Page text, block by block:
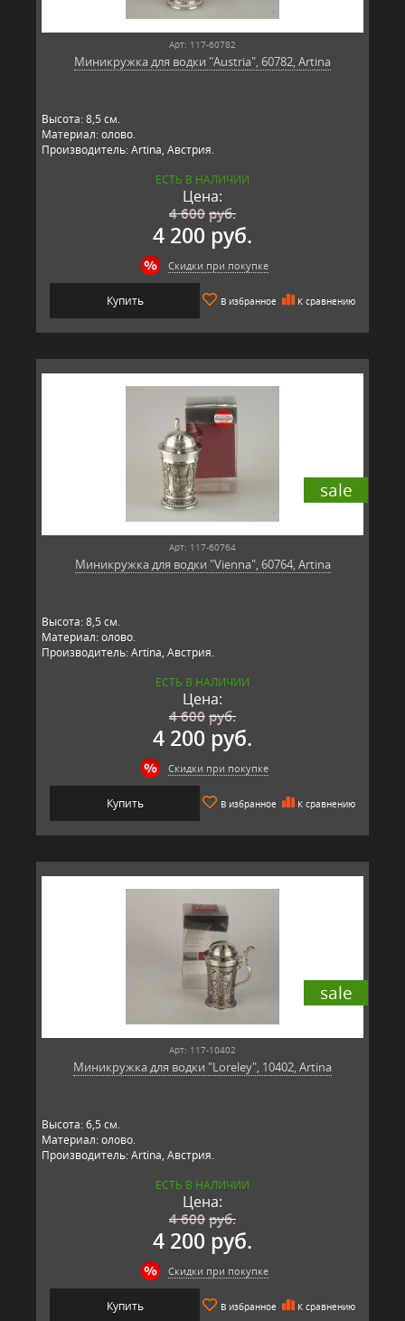
Арт: 117-60782
Миникружка для водки "Austria", 60782, Artina
Высота: 8,5 см.
Материал: олово.
Производитель: Artina, Австрия.
ЕСТЬ В НАЛИЧИИ
Цена:
4 600руб.
4 200 руб.
Скидки при покупке
Купить В избранное К сравнению
sale
Арт: 117-60764
Миникружка для водки "Vienna", 60764, Artina
Высота: 8,5 см.
Материал: олово.
Производитель: Artina, Австрия.
ЕСТЬ В НАЛИЧИИ
Цена:
4 600руб.
4 200 руб.
Скидки при покупке
Купить В избранное К сравнению
sale
Арт: 117-10402
Миникружка для водки "Loreley", 10402, Artina
Высота: 6,5 см.
Материал: олово.
Производитель: Artina, Австрия.
ЕСТЬ В НАЛИЧИИ
Цена:
4 600руб.
4 200 руб.
Скидки при покупке
Купить В избранное К сравнению